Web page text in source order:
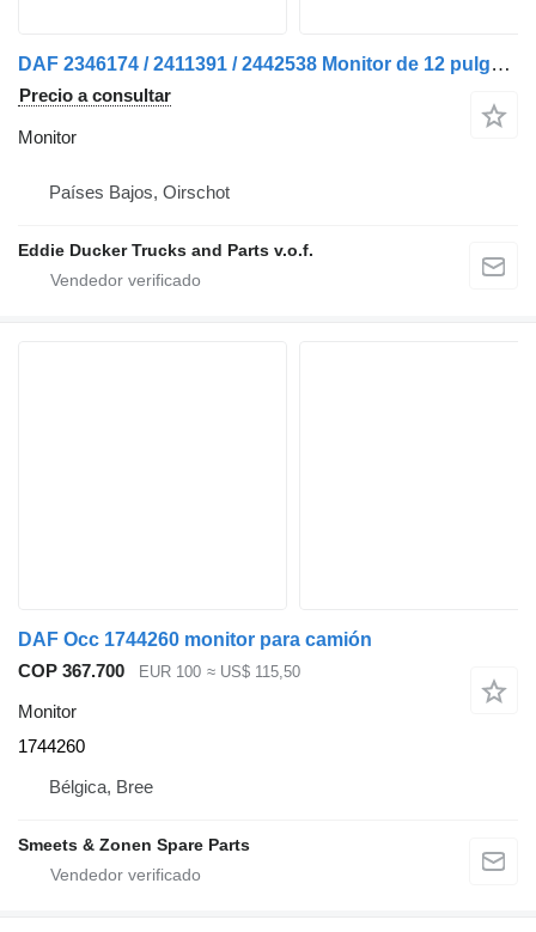
DAF 2346174 / 2411391 / 2442538 Monitor de 12 pulgadas Sistema de cámara ALS N para camión
Precio a consultar
Monitor
Países Bajos, Oirschot
Eddie Ducker Trucks and Parts v.o.f.
DAF Occ 1744260 monitor para camión
COP 367.700
EUR 100 ≈ US$ 115,50
Monitor
1744260
Bélgica, Bree
Smeets & Zonen Spare Parts